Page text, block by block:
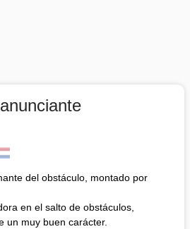
del obstáculo, montado por
en el salto de obstáculos,
un muy buen carácter.